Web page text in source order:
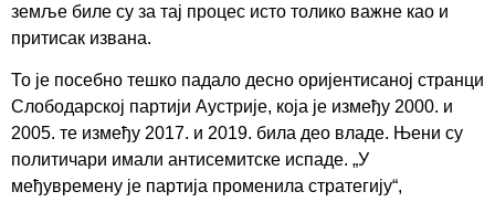
земље биле су за тај процес исто толико важне као и
притисак извана.
То је посебно тешко падало десно оријентисаној странци
Слободарској партији Аустрије, која је између 2000. и
2005. те између 2017. и 2019. била део владе. Њени су
политичари имали антисемитске испаде. „У
међувремену је партија променила стратегију“,